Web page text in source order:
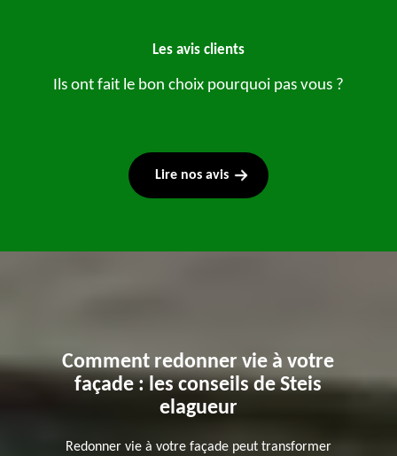
Les avis clients
Ils ont fait le bon choix pourquoi pas vous ?
Lire nos avis
Comment redonner vie à votre
façade : les conseils de Steis
elagueur
Redonner vie à votre façade peut transformer